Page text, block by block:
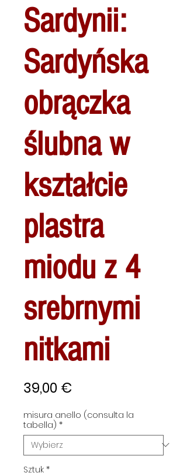
Sardynii:
Sardyńska
obrączka
ślubna w
kształcie
plastra
miodu z 4
srebrnymi
nitkami
39,00 €
misura anello (consulta la
tabella) *
Sztuk *